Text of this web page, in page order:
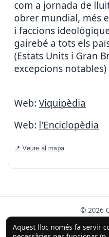
Aquest lloc només fa servir
com a jornada de
obrer mundial, més
i faccions
gairebé a tots els
(Estats Units i Gran
excepcions
Web: Viquipèdia
Web: l'Enciclopèdia
📍 Veure al mapa
© 2026
Història als carrers ·